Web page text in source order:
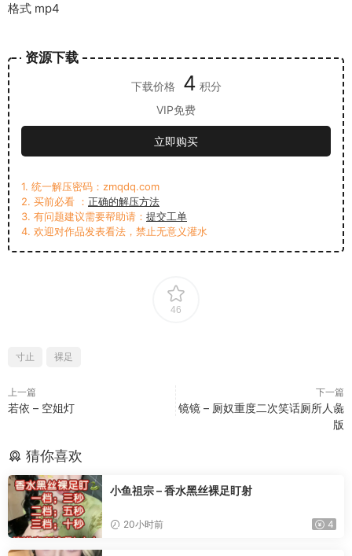
格式 mp4
资源下载
下载价格 4 积分
VIP免费
立即购买
1. 统一解压密码：zmqdq.com
2. 买前必看 ： 正确的解压方法
3. 有问题建议需要帮助请： 提交工单
4. 欢迎对作品发表看法，禁止无意义灌水
46
寸止 裸足
上一篇
若依 – 空姐灯
下一篇
镜镜 – 厕奴重度二次笑话厕所人彘
版
猜你喜欢
小鱼祖宗 – 香水黑丝裸足盯射
20小时前 4